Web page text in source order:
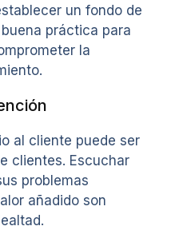
un fondo de
práctica para
la
al cliente puede ser
clientes. Escuchar
problemas
añadido son